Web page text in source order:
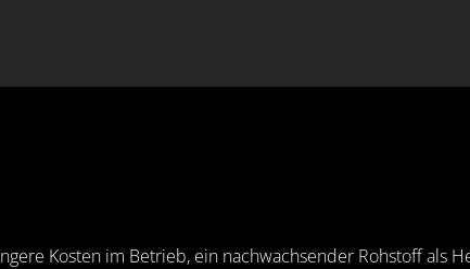
Kosten im Betrieb, ein nachwachsender Rohstoff als